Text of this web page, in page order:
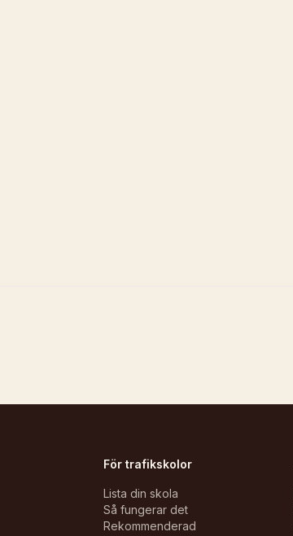
För trafikskolor
Lista din skola
Så fungerar det
Rekommenderad